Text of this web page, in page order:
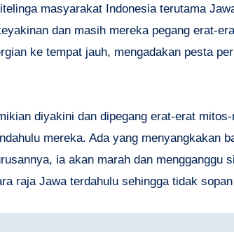
dan masih mereka pegang erat-
ke tempat jauh, mengadakan pesta
diyakini dan dipegang erat-erat
mereka. Ada yang menyangkakan
ia akan marah dan mengganggu
raja Jawa terdahulu sehingga tidak